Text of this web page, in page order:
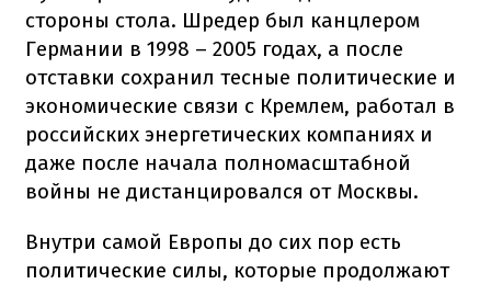
стороны стола. Шредер был канцлером
Германии в 1998 – 2005 годах, а после
отставки сохранил тесные политические и
экономические связи с Кремлем, работал в
российских энергетических компаниях и
даже после начала полномасштабной
войны не дистанцировался от Москвы.
Внутри самой Европы до сих пор есть
политические силы, которые продолжают